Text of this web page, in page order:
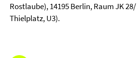
Rostlaube), 14195 Berlin, Raum JK 28/
Thielplatz, U3).